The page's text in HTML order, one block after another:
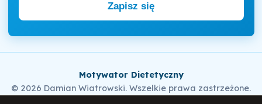
Zapisz się
Motywator Dietetyczny
© 2026 Damian Wiatrowski. Wszelkie prawa zastrzeżone.